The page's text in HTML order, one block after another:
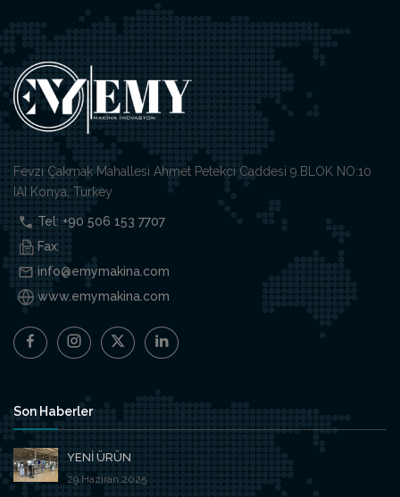
Fevzi Çakmak Mahallesi Ahmet Petekci Caddesi 9.BLOK NO:10
IAI Konya, Turkey
Tel: +90 506 153 7707
Fax:
info@emymakina.com
www.emymakina.com
Son Haberler
YENİ ÜRÜN
29.Haziran.2025